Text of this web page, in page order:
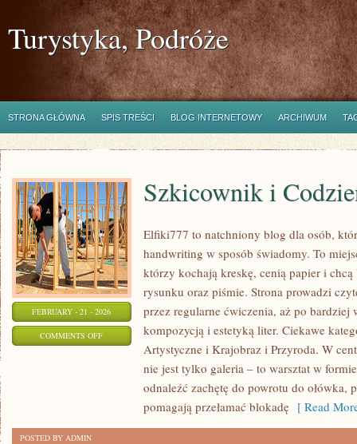
Turystyka, Podróże
STRONA GŁÓWNA SPIS TREŚCI BLOG INTERNETOWY ARCHIWUM
FEBRUARY - 21 - 2026
COMMENTS OFFON
SZKICOWNIK
CODZIENNA
PRAKTYKA
Szkicownik i
Elfiki777 to natchniony blog dla osób,
handwriting w sposób świadomy. To
którzy kochają kreskę, cenią papier i chcą
rysunku oraz piśmie. Strona prowadzi
przez regularne ćwiczenia, aż po bardziej
kompozycją i estetyką liter. Ciekawe
Artystyczne i Krajobraz i Przyroda. W
nie jest tylko galeria – to warsztat w
odnaleźć zachętę do powrotu do ołówka,
pomagają przełamać blokadę [ Read
POSTED BY ADMIN